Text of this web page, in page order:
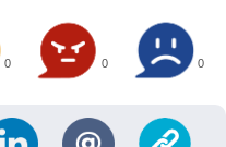
0 0 0